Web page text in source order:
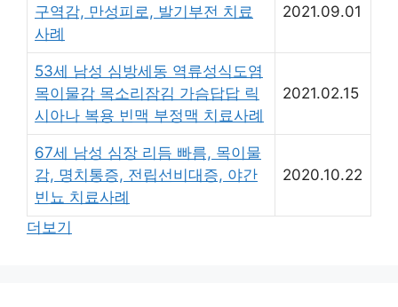
구역감, 만성피로, 발기부전 치료
사례
2021.09.01
53세 남성 심방세동 역류성식도염
목이물감 목소리잠김 가슴답답 릭
시아나 복용 빈맥 부정맥 치료사례
2021.02.15
67세 남성 심장 리듬 빠름, 목이물
감, 명치통증, 전립선비대증, 야간
빈뇨 치료사례
2020.10.22
더보기